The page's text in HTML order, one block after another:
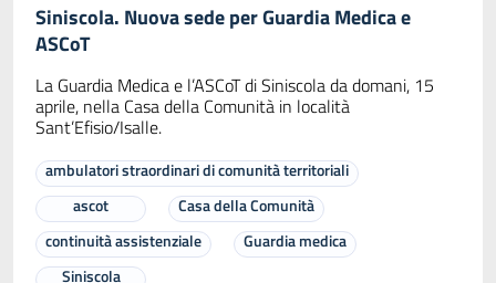
Siniscola. Nuova sede per Guardia Medica e
ASCoT
La Guardia Medica e l’ASCoT di Siniscola da domani, 15
aprile, nella Casa della Comunità in località
Sant’Efisio/Isalle.
ambulatori straordinari di comunità territoriali
ascot
Casa della Comunità
continuità assistenziale
Guardia medica
Siniscola